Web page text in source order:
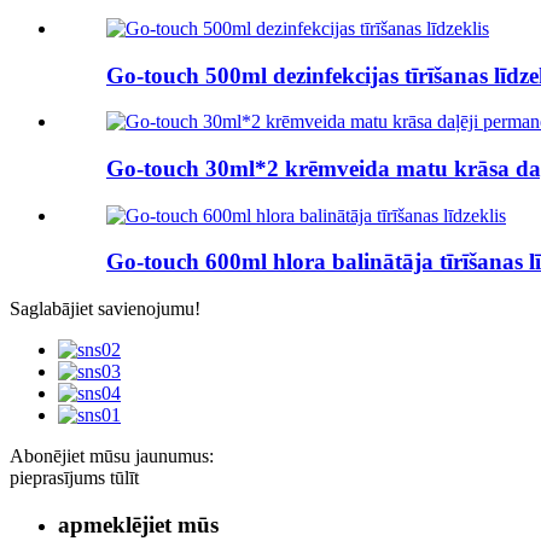
Go-touch 500ml dezinfekcijas tīrīšanas
Go-touch 30ml*2 krēmveida matu krāsa
Go-touch 600ml hlora balinātāja tīrīšanas
Saglabājiet savienojumu!
Abonējiet mūsu jaunumus:
pieprasījums tūlīt
apmeklējiet mūs